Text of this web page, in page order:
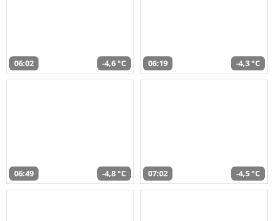
06:02 -4,6 °C 06:19 -4,3 °C
06:49 -4,8 °C 07:02 -4,5 °C